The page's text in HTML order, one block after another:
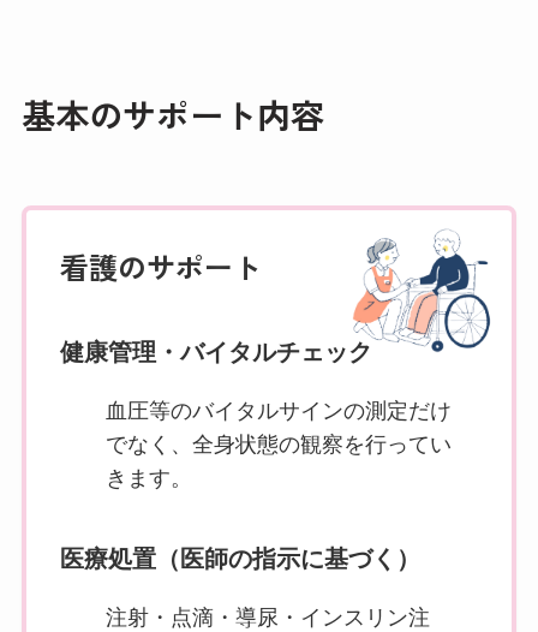
基本のサポート内容
看護のサポート
健康管理・バイタルチェック
血圧等のバイタルサインの測定だけ
でなく、全身状態の観察を行ってい
きます。
医療処置（医師の指示に基づく）
注射・点滴・導尿・インスリン注